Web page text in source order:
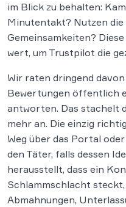
im Blick zu behalten:
Minutentakt? Nutzen
Gemeinsamkeiten?
wert, um Trustpilot die
Wir raten dringend
Bewertungen öffentlich
antworten. Das stachelt
mehr an. Die einzig
Weg über das Portal
den Täter, falls dessen
herausstellt, dass ein
Schlammschlacht
Abmahnungen,